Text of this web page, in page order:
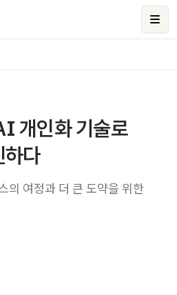
개인화 기술로
하다
의 여정과 더 큰 도약을 위한